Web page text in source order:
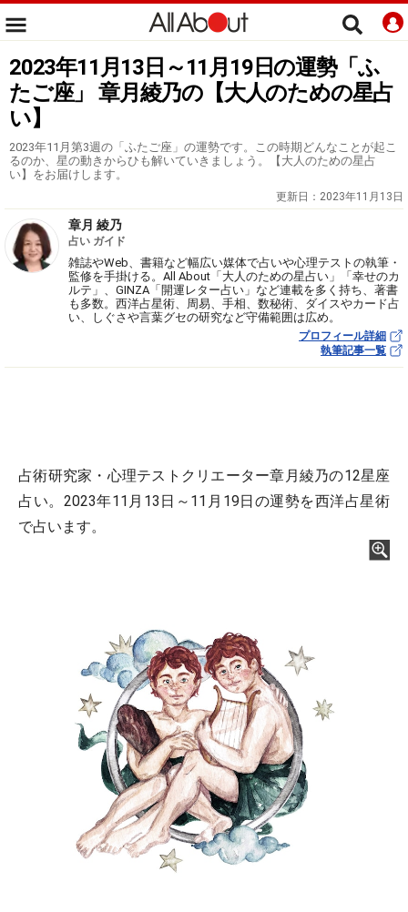
2023年11月13日～11月19日の運勢「ふ
たご座」 章月綾乃の【大人のための星占
い】
2023年11月第3週の「ふたご座」の運勢です。この時期どんなことが起こ
るのか、星の動きからひも解いていきましょう。【大人のための星占
い】をお届けします。
更新日： 2023年11月13日
章月 綾乃
占い ガイド
雑誌やWeb、書籍など幅広い媒体で占いや心理テストの執筆・
監修を手掛ける。All About「大人のための星占い」「幸せのカ
ルテ」、GINZA「開運レター占い」など連載を多く持ち、著書
も多数。西洋占星術、周易、手相、数秘術、ダイスやカード占
い、しぐさや言葉グセの研究など守備範囲は広め。
プロフィール詳細
執筆記事一覧
占術研究家・心理テストクリエーター章月綾乃の12星座
占い。2023年11月13日～11月19日の運勢を西洋占星術
で占います。